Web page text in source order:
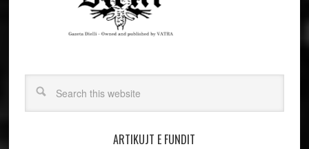
ARTIKUJT E FUNDIT